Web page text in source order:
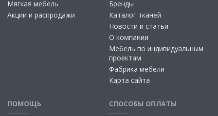
Мягкая мебель
Акции и распродажи
Бренды
Каталог тканей
Новости и статьи
О компании
Мебель по индивидуальным
проектам
Фабрика мебели
Карта сайта
ПОМОЩЬ СПОСОБЫ ОПЛАТЫ